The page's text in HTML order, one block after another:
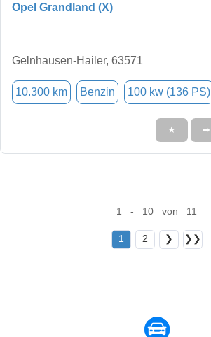
Opel Grandland (X)
Gelnhausen-Hailer, 63571
10.300 km Benzin 100 kw (136 PS)
★ ➦
1 - 10 von 11
1 2 ❯ ❯❯